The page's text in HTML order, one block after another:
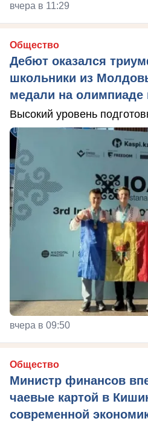
вчера в 11:29
Общество
Дебют оказался
школьники из
медали на олимпиаде
Высокий уровень
вчера в 09:50
Общество
Министр финансов
чаевые картой в
современной